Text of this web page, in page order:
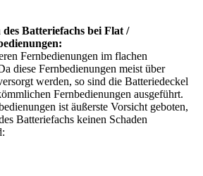
Batteriefachs bei Flat /
Fernbedienungen im flachen
diese Fernbedienungen meist über
werden, so sind die Batteriedeckel
Fernbedienungen ausgeführt.
ist äußerste Vorsicht geboten,
Batteriefachs keinen Schaden